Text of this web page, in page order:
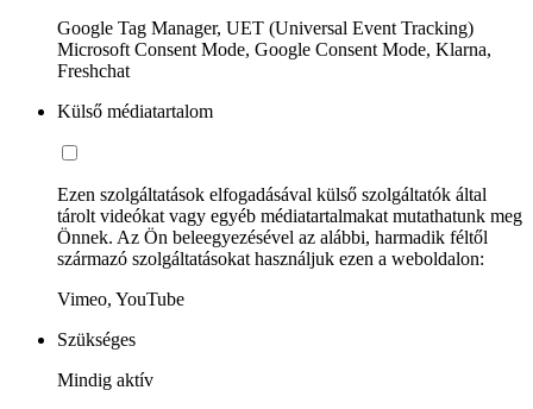
Google Tag Manager, UET (Universal Event Tracking)
Microsoft Consent Mode, Google Consent Mode, Klarna,
Freshchat
Külső médiatartalom
Ezen szolgáltatások elfogadásával külső szolgáltatók által
tárolt videókat vagy egyéb médiatartalmakat mutathatunk meg
Önnek. Az Ön beleegyezésével az alábbi, harmadik féltől
származó szolgáltatásokat használjuk ezen a weboldalon:
Vimeo, YouTube
Szükséges
Mindig aktív